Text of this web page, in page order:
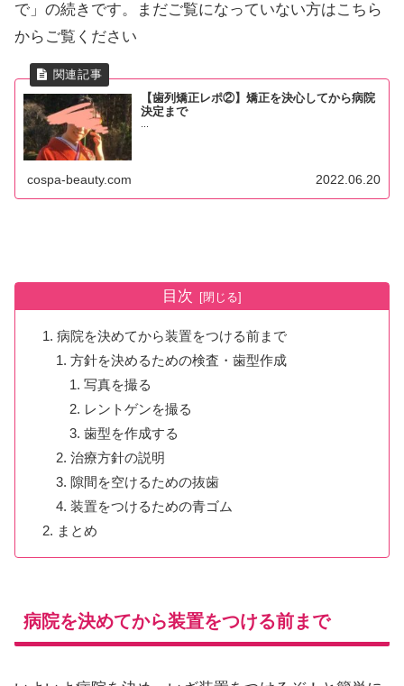
で」の続きです。まだご覧になっていない方はこちら
からご覧ください
【歯列矯正レポ②】矯正を決心してから病院
決定まで
cospa-beauty.com 2022.06.20
目次
病院を決めてから装置をつける前まで
方針を決めるための検査・歯型作成
写真を撮る
レントゲンを撮る
歯型を作成する
治療方針の説明
隙間を空けるための抜歯
装置をつけるための青ゴム
まとめ
病院を決めてから装置をつける前まで